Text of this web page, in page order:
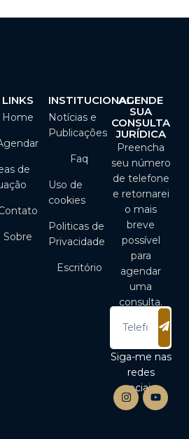
LINKS
Home
de
Sobre
INSTITUCIONAL
Notícias e
Publicações
Faq
Uso de
cookies
Politicas de
Privacidade
Escritório
AGENDE
SUA
CONSULTA
JURÍDICA
Preencha
seu número
de telefone
e retornarei
o mais
breve
possível
para
agendar
uma
consulta.
Siga-me nas
redes
sociais: